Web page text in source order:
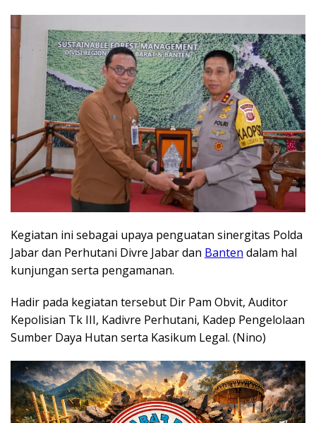
Kegiatan ini sebagai upaya penguatan sinergitas Polda
Jabar dan Perhutani Divre Jabar dan Banten dalam hal
kunjungan serta pengamanan.
Hadir pada kegiatan tersebut Dir Pam Obvit, Auditor
Kepolisian Tk III, Kadivre Perhutani, Kadep Pengelolaan
Sumber Daya Hutan serta Kasikum Legal. (Nino)